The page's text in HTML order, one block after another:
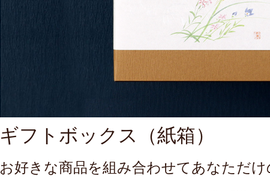
ギフトボックス（紙箱）
お好きな商品を組み合わせてあなただ